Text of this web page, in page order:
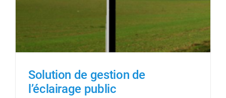
Solution de gestion de
l’éclairage public